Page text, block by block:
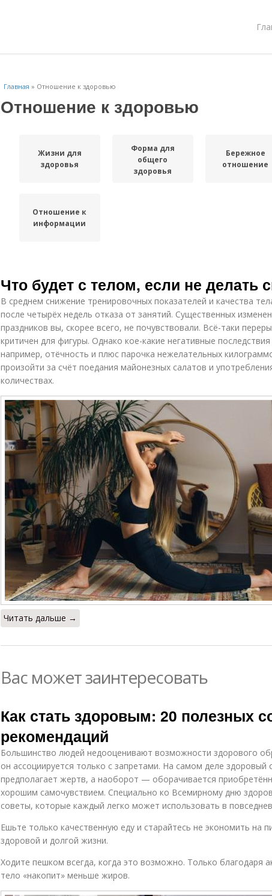
Главная » Отношение к здоровью
Отношение к здоровью
Жизни для
здоровья
Форма для
общего
здоровья
Бережное
отношение
Отношение к
информации
Что будет с телом, если не делать
В среднем снижение тренировочных показателей и качества
после четырёх недель отказа от занятий. Существенных
праздников вы, скорее всего, не почувствовали. Всё-таки
критичен для фигуры. Однако кое-какие негативные
например, отёчность и плюс парочка нежелательных
произойти за счёт поедания майонезных салатов и
количествах.
Читать дальше →
Вас может заинтересовать
Как стать здоровым: 20 полезных
рекомендаций
Большинство людей недооценивают возможности здорового
он ассоциируется только с запретами. На самом деле здоровый
предполагает жертв, а наоборот — оборачивается
хорошим самочувствием. Специально ко Всемирному дню
советы, которые каждый легко может использовать в
Ешьте только качественную еду и старайтесь не экономить на
здоровой и долгой жизни.
Ходите пешком всегда, когда это возможно. Только благодаря
тело «накопит» меньше жиров.